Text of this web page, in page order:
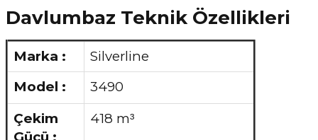
Davlumbaz Teknik Özellikleri
Marka :
Silverline
Model :
3490
Çekim
418 m³